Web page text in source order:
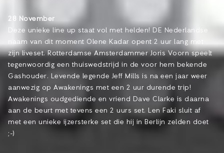
28 November
Deze unieke line up staat vol met helden! DE Nederlandse
naam van dit moment Olene Kadar opent 2 uur lang met
zijn liveset. Rotterdamse Amsterdammer Joris Voorn speelt
tegenwoordig een thuiswedstrijd in de voor hem bekende
Gashouder. Levende legende Jeff Mills is na een jaar weer
aanwezig op Awakenings met een 2 uur durende trip!
Awakenings oudgediende en vriend Dave Clarke is daarna
aan de beurt met tevens een 2 uurs set. Len Faki sluit af
met een unieke ijzersterke set die hij in Berlijn zelden doet
;-)